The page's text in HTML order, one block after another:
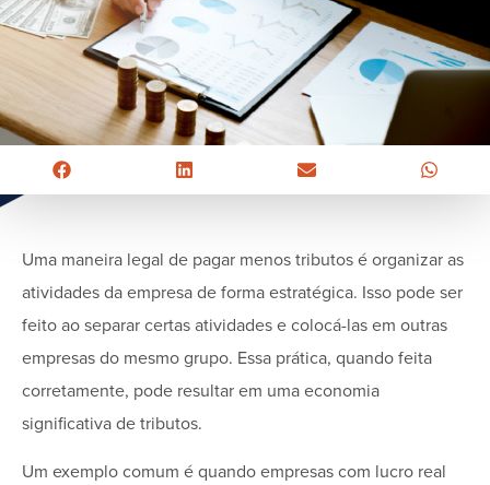
Uma maneira legal de pagar menos tributos é organizar as
atividades da empresa de forma estratégica. Isso pode ser
feito ao separar certas atividades e colocá-las em outras
empresas do mesmo grupo. Essa prática, quando feita
corretamente, pode resultar em uma economia
significativa de tributos.
Um exemplo comum é quando empresas com lucro real